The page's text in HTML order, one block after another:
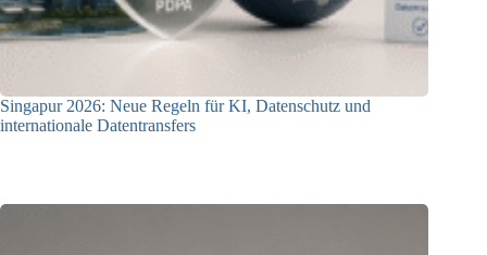
Singapur 2026: Neue Regeln für KI, Datenschutz und
internationale Datentransfers